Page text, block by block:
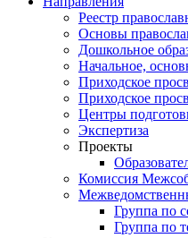
Реестр
Основы
Дошкольное
Начальное,
Приходское
Приходское
Центры
Экспертиза
Проекты
Комиссия
Группа по
Группа по